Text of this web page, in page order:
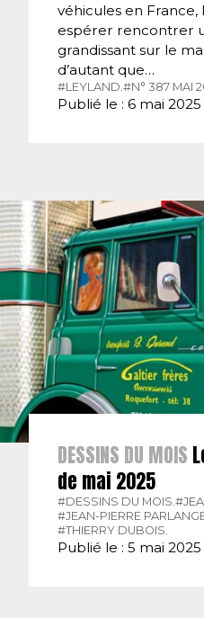
véhicules en
espérer rencontrer
grandissant sur le
d’autant que…
#LEYLAND. #N° 387 MAI
Publié le : 6 mai 2025
DESSINS DU MOIS
de mai 2025
#DESSINS DU MOIS.
#JEAN-PIERRE
#THIERRY DUBOIS.
Publié le : 5 mai 2025